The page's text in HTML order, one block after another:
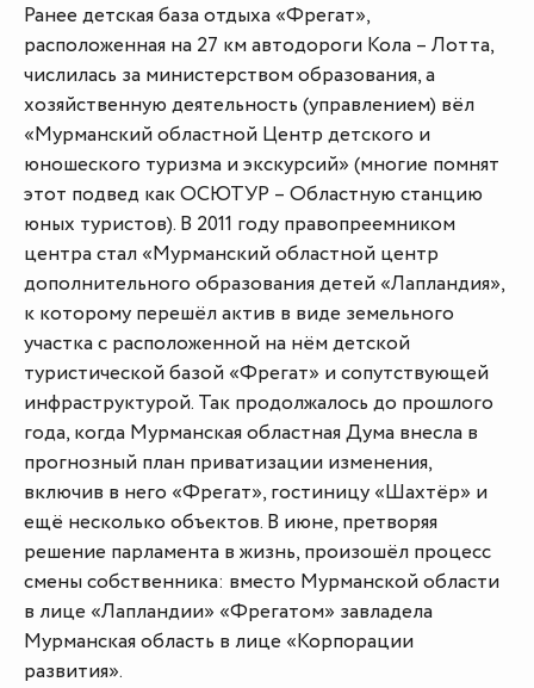
Ранее детская база отдыха «Фрегат»,
расположенная на 27 км автодороги Кола – Лотта,
числилась за министерством образования, а
хозяйственную деятельность (управлением) вёл
«Мурманский областной Центр детского и
юношеского туризма и экскурсий» (многие помнят
этот подвед как ОСЮТУР – Областную станцию
юных туристов). В 2011 году правопреемником
центра стал «Мурманский областной центр
дополнительного образования детей «Лапландия»,
к которому перешёл актив в виде земельного
участка с расположенной на нём детской
туристической базой «Фрегат» и сопутствующей
инфраструктурой. Так продолжалось до прошлого
года, когда Мурманская областная Дума внесла в
прогнозный план приватизации изменения,
включив в него «Фрегат», гостиницу «Шахтёр» и
ещё несколько объектов. В июне, претворяя
решение парламента в жизнь, произошёл процесс
смены собственника: вместо Мурманской области
в лице «Лапландии» «Фрегатом» завладела
Мурманская область в лице «Корпорации
развития».